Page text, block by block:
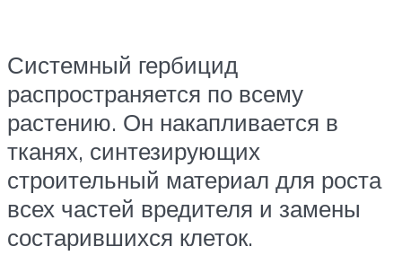
Системный гербицид
распространяется по всему
растению. Он накапливается в
тканях, синтезирующих
строительный материал для роста
всех частей вредителя и замены
состарившихся клеток.